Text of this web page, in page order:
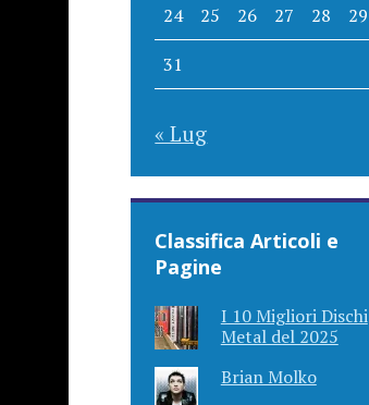
24 25 26 27 28 29
31
« Lug
Classifica Articoli e
Pagine
I 10 Migliori Dischi
Metal del 2025
Brian Molko